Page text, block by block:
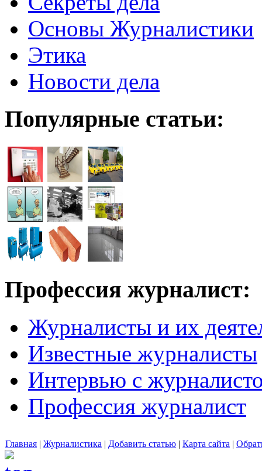
Основы Журналистики
Этика
Новости дела
Популярные статьи:
Профессия журналист:
Журналисты и их
Известные журналисты
Интервью с
Профессия журналист
Главная | Журналистика | Добавить статью | Карта сайта |